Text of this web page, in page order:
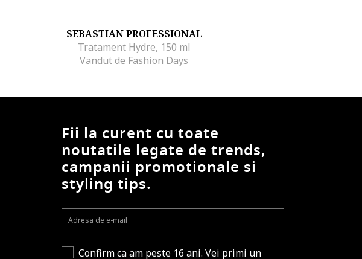
SEBASTIAN PROFESSIONAL
Tratament Hydre, 150 ml
Vandut de Fashion Days
Fii la curent cu toate
noutatile legate de trends,
campanii promotionale si
styling tips.
Confirm ca am peste 16 ani. Vei primi un